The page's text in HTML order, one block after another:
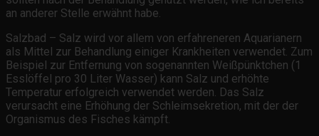
an anderer Stelle erwähnt habe.
Salzbad – Salz wird vor allem von erfahreneren Aquarianern
als Mittel zur Behandlung einiger Krankheiten verwendet. Zum
Beispiel zur Entfernung von sogenannten Weißpünktchen (1
Esslöffel pro 30 Liter Wasser) kann Salz und erhöhte
Temperatur erfolgreich verwendet werden. Das Salz
verursacht eine Erhöhung der Schleimsekretion, mit der der
Organismus des Fisches kämpft.